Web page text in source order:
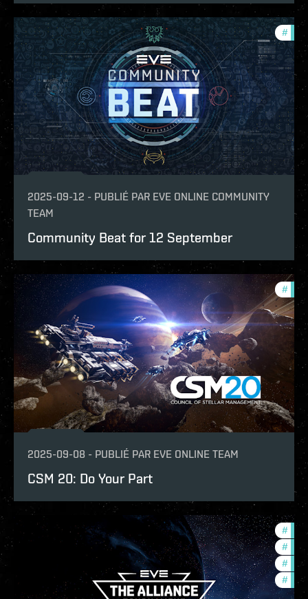
#
2025-09-12 - PUBLIÉ PAR EVE ONLINE COMMUNITY
TEAM
Community Beat for 12 September
#
2025-09-08 - PUBLIÉ PAR EVE ONLINE TEAM
CSM 20: Do Your Part
#
# pvp
#
#